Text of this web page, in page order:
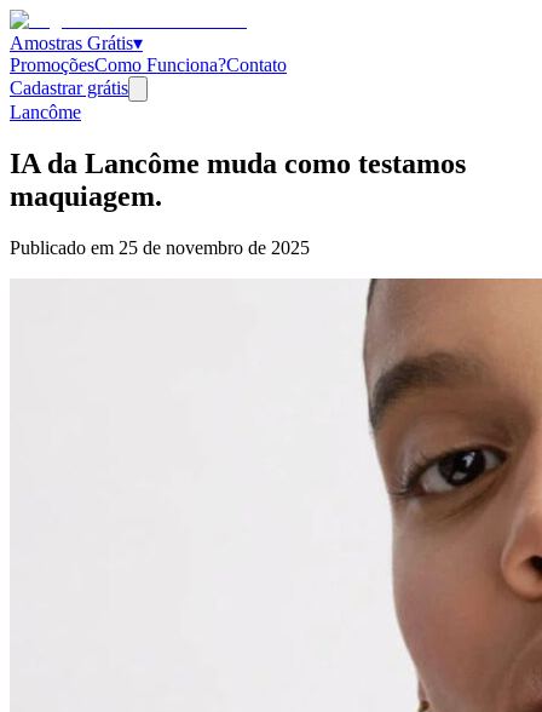
Amostras Grátis▾
PromoçõesComo Funciona?Contato
Cadastrar grátis
Lancôme
IA da Lancôme muda como testamos
maquiagem.
Publicado em 25 de novembro de 2025